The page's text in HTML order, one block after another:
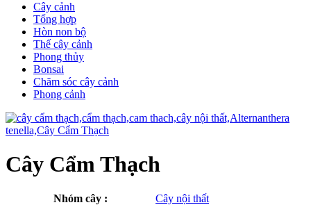
Cây cảnh
Tổng hợp
Hòn non bộ
Thế cây cảnh
Phong thủy
Bonsai
Chăm sóc cây cảnh
Phong cảnh
Cây Cẩm Thạch
Nhóm cây : Cây nội thất